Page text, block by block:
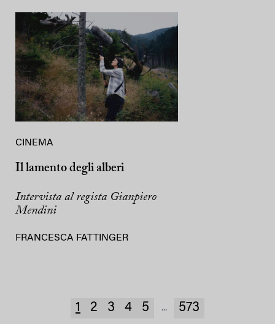
CINEMA
Il lamento degli alberi
Intervista al regista Gianpiero
Mendini
FRANCESCA FATTINGER
1 2 3 4 5 ... 573